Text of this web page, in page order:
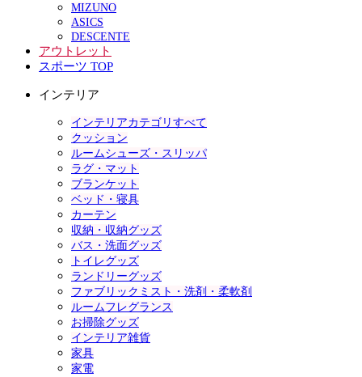
MIZUNO
ASICS
DESCENTE
アウトレット
スポーツ TOP
インテリア
インテリアカテゴリすべて
クッション
ルームシューズ・スリッパ
ラグ・マット
ブランケット
ベッド・寝具
カーテン
収納・収納グッズ
バス・洗面グッズ
トイレグッズ
ランドリーグッズ
ファブリックミスト・洗剤・柔軟剤
ルームフレグランス
お掃除グッズ
インテリア雑貨
家具
家電